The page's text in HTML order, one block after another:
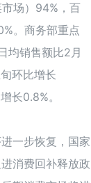
场）94%，百
。商务部重点
均销售额比2月
环比增长
长0.8%。
一步恢复，国家
消费回补释放政